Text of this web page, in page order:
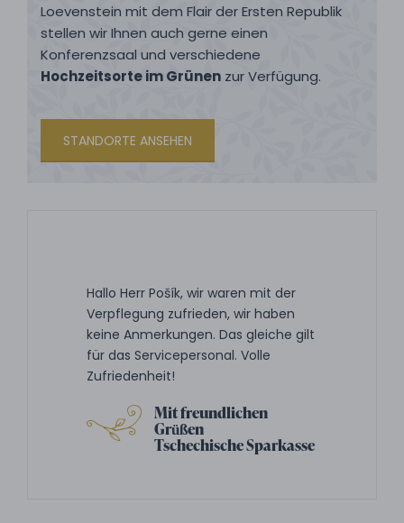
Loevenstein mit dem Flair der Ersten Republik
stellen wir Ihnen auch gerne einen
Konferenzsaal und verschiedene
Hochzeitsorte im Grünen zur Verfügung.
STANDORTE ANSEHEN
Hallo Herr Pošík, wir waren mit der
Verpflegung zufrieden, wir haben
keine Anmerkungen. Das gleiche gilt
für das Servicepersonal. Volle
Zufriedenheit!
Mit freundlichen
Grüßen
Tschechische Sparkasse